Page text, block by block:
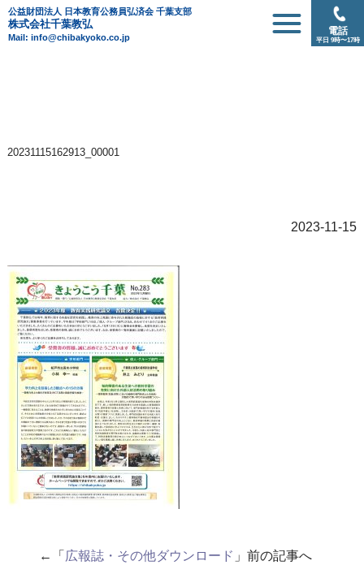
公益財団法人 日本教育公務員弘済会 千葉支部
株式会社千葉教弘
Mail: info@chibakyoko.co.jp
電話
平日 9時〜17時
20231115162913_00001
2023-11-15
←「 広報誌・その他ダウンロード 」前の記事へ